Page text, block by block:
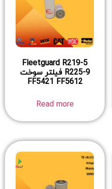
Fleetguard R219-5
R225-9 فیلتر سوخت
FF5421 FF5612
Read more